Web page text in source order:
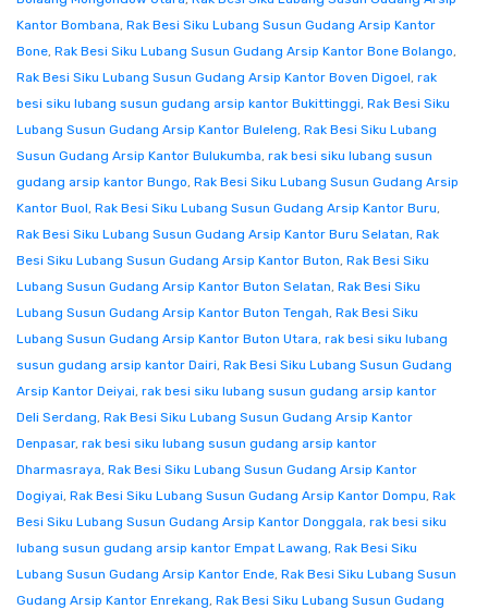
Kantor Bombana, Rak Besi Siku Lubang Susun Gudang Arsip Kantor
Bone, Rak Besi Siku Lubang Susun Gudang Arsip Kantor Bone Bolango,
Rak Besi Siku Lubang Susun Gudang Arsip Kantor Boven Digoel, rak
besi siku lubang susun gudang arsip kantor Bukittinggi, Rak Besi Siku
Lubang Susun Gudang Arsip Kantor Buleleng, Rak Besi Siku Lubang
Susun Gudang Arsip Kantor Bulukumba, rak besi siku lubang susun
gudang arsip kantor Bungo, Rak Besi Siku Lubang Susun Gudang Arsip
Kantor Buol, Rak Besi Siku Lubang Susun Gudang Arsip Kantor Buru,
Rak Besi Siku Lubang Susun Gudang Arsip Kantor Buru Selatan, Rak
Besi Siku Lubang Susun Gudang Arsip Kantor Buton, Rak Besi Siku
Lubang Susun Gudang Arsip Kantor Buton Selatan, Rak Besi Siku
Lubang Susun Gudang Arsip Kantor Buton Tengah, Rak Besi Siku
Lubang Susun Gudang Arsip Kantor Buton Utara, rak besi siku lubang
susun gudang arsip kantor Dairi, Rak Besi Siku Lubang Susun Gudang
Arsip Kantor Deiyai, rak besi siku lubang susun gudang arsip kantor
Deli Serdang, Rak Besi Siku Lubang Susun Gudang Arsip Kantor
Denpasar, rak besi siku lubang susun gudang arsip kantor
Dharmasraya, Rak Besi Siku Lubang Susun Gudang Arsip Kantor
Dogiyai, Rak Besi Siku Lubang Susun Gudang Arsip Kantor Dompu, Rak
Besi Siku Lubang Susun Gudang Arsip Kantor Donggala, rak besi siku
lubang susun gudang arsip kantor Empat Lawang, Rak Besi Siku
Lubang Susun Gudang Arsip Kantor Ende, Rak Besi Siku Lubang Susun
Gudang Arsip Kantor Enrekang, Rak Besi Siku Lubang Susun Gudang